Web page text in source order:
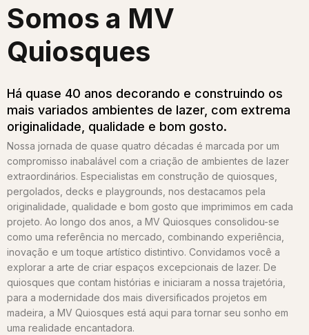
Somos a MV
Quiosques​
Há quase 40 anos decorando e construindo os
mais variados ambientes de lazer, com extrema
originalidade, qualidade e bom gosto.
Nossa jornada de quase quatro décadas é marcada por um
compromisso inabalável com a criação de ambientes de lazer
extraordinários. Especialistas em construção de quiosques,
pergolados, decks e playgrounds, nos destacamos pela
originalidade, qualidade e bom gosto que imprimimos em cada
projeto. Ao longo dos anos, a MV Quiosques consolidou-se
como uma referência no mercado, combinando experiência,
inovação e um toque artístico distintivo. Convidamos você a
explorar a arte de criar espaços excepcionais de lazer. De
quiosques que contam histórias e iniciaram a nossa trajetória,
para a modernidade dos mais diversificados projetos em
madeira, a MV Quiosques está aqui para tornar seu sonho em
uma realidade encantadora.